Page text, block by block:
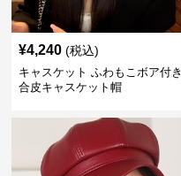
¥4,240 (税込)
キャスケット ふわもこボア付き
合皮キャスケット帽